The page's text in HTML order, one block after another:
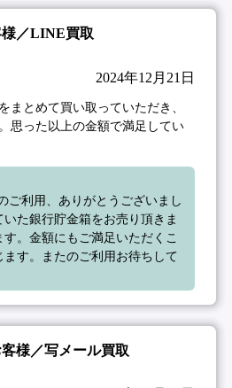
／LINE買取
2024年12月21日
まとめて買い取っていただき、
思った以上の金額で満足してい
ご利用、ありがとうございまし
た銀行貯金箱をお売り頂きま
。金額にもご満足いただくこ
ます。またのご利用お待ちして
様／写メール買取